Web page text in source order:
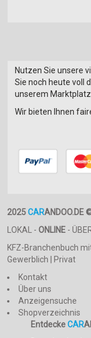
Nutzen Sie unsere
Sie noch heute voll
unserem Marktplatz
Wir bieten Ihnen
2025CARANDOO.DE
LOKAL - ONLINE -
KFZ-Branchenbuch
Gewerblich | Privat
Kontakt
Über uns
Anzeigensuche
Shopverzeichnis
EntdeckeCAR